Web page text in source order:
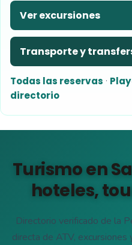
Ver excursiones
Transporte y
Todas las reservas ·
directorio
Turismo en
hoteles,
Directorio verificado de la
directa de ATV,